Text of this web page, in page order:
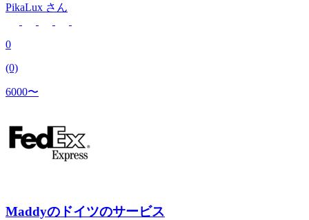
PikaLux さん
0
(0)
6000〜
Maddyのドイツのサービス